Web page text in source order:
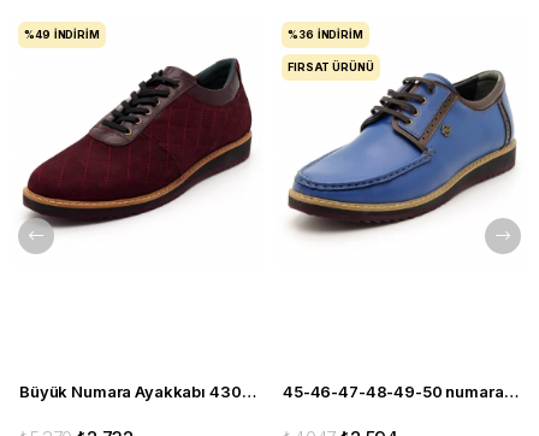
Büyük Numara Ayakkabı 4308-BORDO
%49 İNDIRIM
45-46-47-48-49-50 numara 4360 EVA Mavi Büyük Numara Ayakkabı
%36 İNDIRIM
FIRSAT ÜRÜNÜ